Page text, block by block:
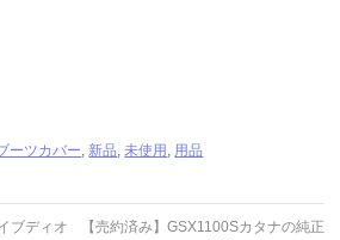
ーツカバー, 新品,未使用 , 用品
ブディオ
【売約済み】GSX1100Sカタナの純正